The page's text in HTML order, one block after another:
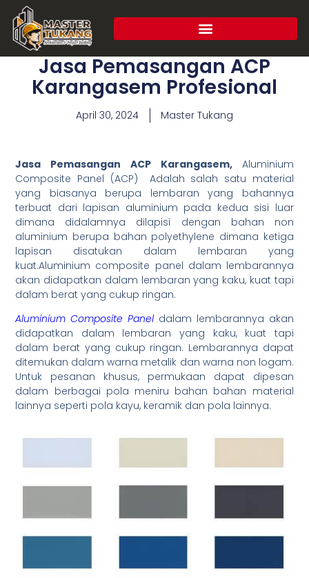
Jasa Pemasangan ACP
Karangasem Profesional
April 30, 2024 Master Tukang
Jasa Pemasangan ACP Karangasem, Aluminium
Composite Panel (ACP) Adalah salah satu material
yang biasanya berupa lembaran yang bahannya
terbuat dari lapisan aluminium pada kedua sisi luar
dimana didalamnya dilapisi dengan bahan non
aluminium berupa bahan polyethylene dimana ketiga
lapisan disatukan dalam lembaran yang
kuat.Aluminium composite panel dalam lembarannya
akan didapatkan dalam lembaran yang kaku, kuat tapi
dalam berat yang cukup ringan.
Aluminium Composite Panel dalam lembarannya akan
didapatkan dalam lembaran yang kaku, kuat tapi
dalam berat yang cukup ringan. Lembarannya dapat
ditemukan dalam warna metalik dan warna non logam.
Untuk pesanan khusus, permukaan dapat dipesan
dalam berbagai pola meniru bahan bahan material
lainnya seperti pola kayu, keramik dan pola lainnya.